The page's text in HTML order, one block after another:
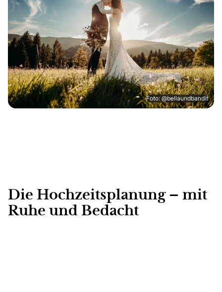
Foto: @bellaundbandit
Die Hochzeitsplanung – mit
Ruhe und Bedacht